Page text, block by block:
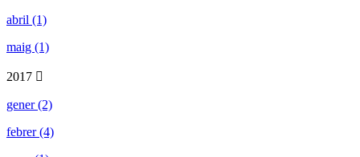
abril (1)
maig (1)
2017
gener (2)
febrer (4)